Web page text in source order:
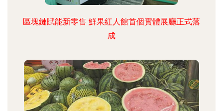
區塊鏈賦能新零售 鮮果紅人館首個實體展廳正式落
成